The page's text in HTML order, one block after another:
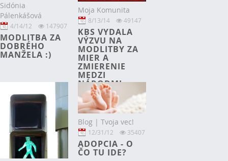
Sidónia
Pálenkášová
4/14/12 147907
MODLITBA ZA
DOBRÉHO
MANŽELA :)
Moja Komunita
8/13/14 49147
KBS VYDALA
VÝZVU NA
MODLITBY ZA
MIER A
ZMIERENIE
MEDZI
NÁRODMI
Blog | Tvoja vec!
12/31/12 35407
ADOPCIA - O
ČO TU IDE?